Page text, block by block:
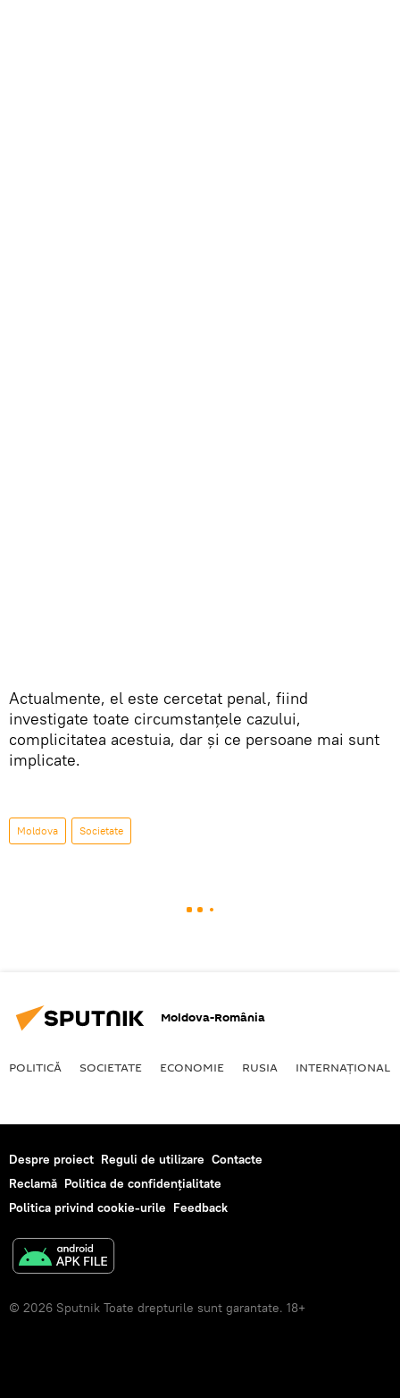
Actualmente, el este cercetat penal, fiind
investigate toate circumstanțele cazului,
complicitatea acestuia, dar și ce persoane mai sunt
implicate.
Moldova Societate
Moldova-România
POLITICĂ SOCIETATE ECONOMIE RUSIA INTERNAŢIONAL
Despre proiect Reguli de utilizare Contacte
Reclamă Politica de confidențialitate
Politica privind cookie-urile Feedback
© 2026 Sputnik Toate drepturile sunt garantate. 18+